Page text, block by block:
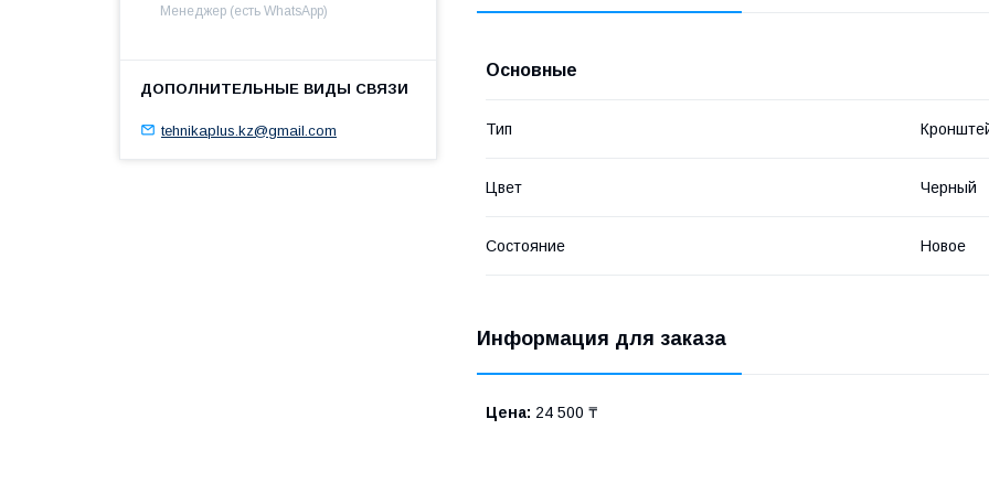
Основные
Тип
Цвет Черный
Состояние Новое
Информация для заказа
Цена: 24 500 ₸
Менеджер (есть WhatsApp)
tehnikaplus.kz@gmail.com